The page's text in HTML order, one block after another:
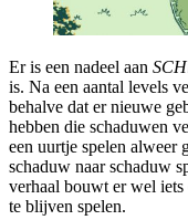
Er is een nadeel aan
is. Na een aantal levels
behalve dat er nieuwe
hebben die schaduwen
een uurtje spelen alweer
schaduw naar schaduw
verhaal bouwt er wel iets
te blijven spelen.